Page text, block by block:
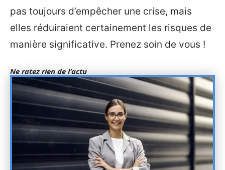
pas toujours d’empêcher une crise, mais
elles réduiraient certainement les risques de
manière significative. Prenez soin de vous !
Ne ratez rien de l'actu